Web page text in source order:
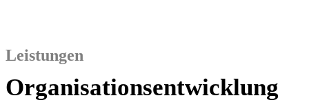
Leistungen
Organisationsentwicklung